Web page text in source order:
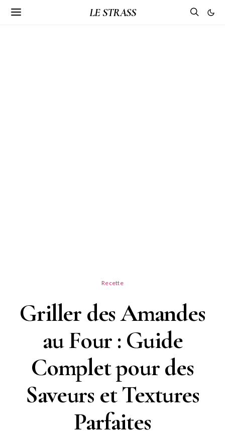
LE STRASS
Recette
Griller des Amandes
au Four : Guide
Complet pour des
Saveurs et Textures
Parfaites